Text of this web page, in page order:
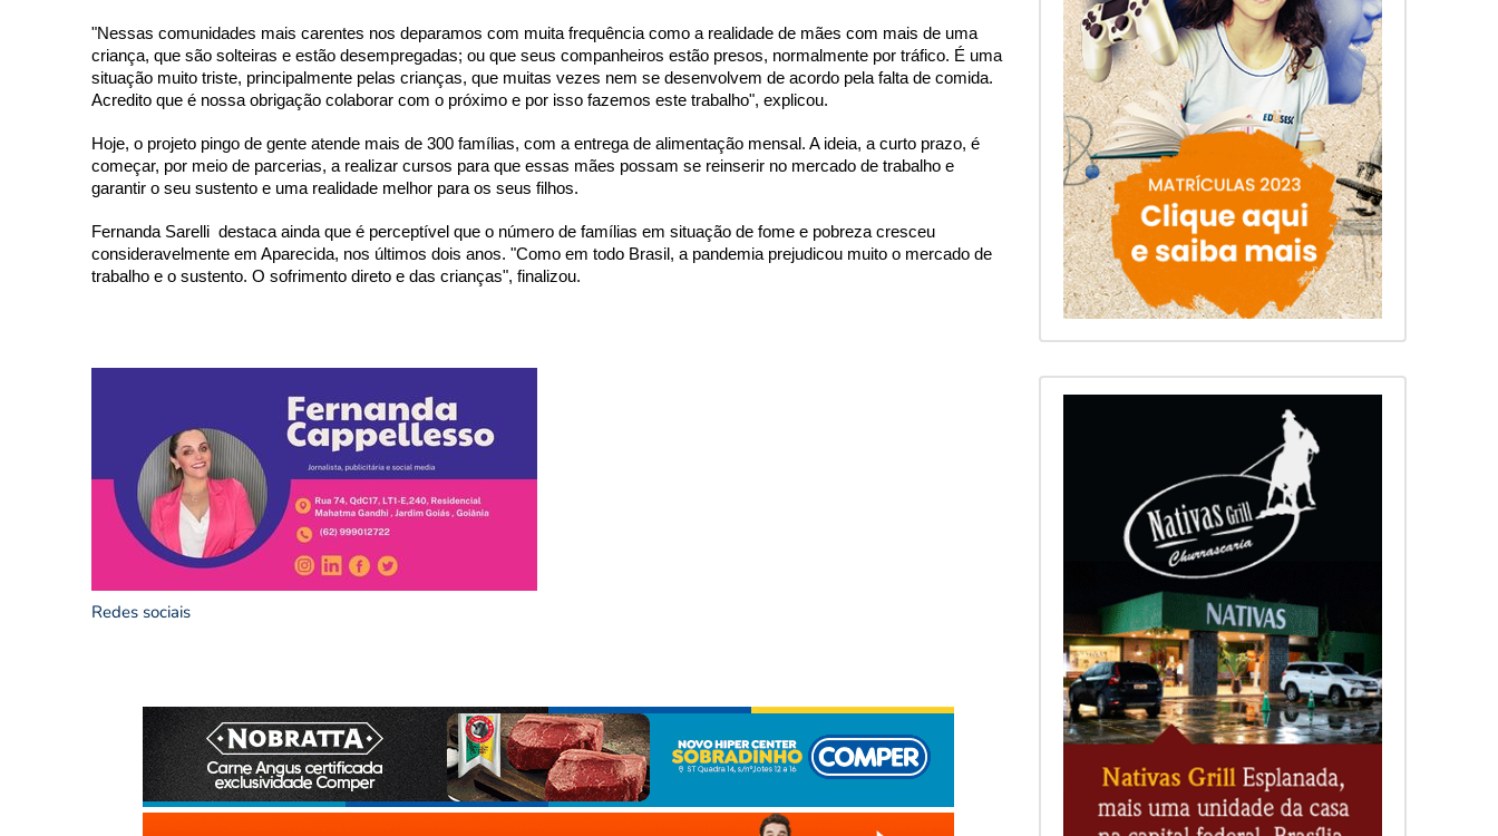
"Nessas comunidades mais carentes nos deparamos com muita frequência como a realidade de mães com mais de uma
criança, que são solteiras e estão desempregadas; ou que seus companheiros estão presos, normalmente por tráfico. É uma
situação muito triste, principalmente pelas crianças, que muitas vezes nem se desenvolvem de acordo pela falta de comida.
Acredito que é nossa obrigação colaborar com o próximo e por isso fazemos este trabalho", explicou.
Hoje, o projeto pingo de gente atende mais de 300 famílias, com a entrega de alimentação mensal. A ideia, a curto prazo, é
começar, por meio de parcerias, a realizar cursos para que essas mães possam se reinserir no mercado de trabalho e
garantir o seu sustento e uma realidade melhor para os seus filhos.
Fernanda Sarelli  destaca ainda que é perceptível que o número de famílias em situação de fome e pobreza cresceu
consideravelmente em Aparecida, nos últimos dois anos. "Como em todo Brasil, a pandemia prejudicou muito o mercado de
trabalho e o sustento. O sofrimento direto e das crianças", finalizou.
Redes sociais